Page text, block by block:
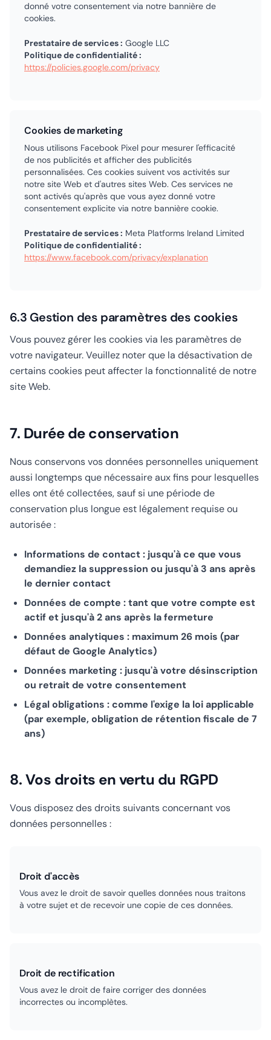
donné votre consentement via notre bannière de
cookies.
Prestataire de services : Google LLC
Politique de confidentialité :
https://policies.google.com/privacy
Cookies de marketing
Nous utilisons Facebook Pixel pour mesurer l'efficacité
de nos publicités et afficher des publicités
personnalisées. Ces cookies suivent vos activités sur
notre site Web et d'autres sites Web. Ces services ne
sont activés qu'après que vous ayez donné votre
consentement explicite via notre bannière cookie.
Prestataire de services : Meta Platforms Ireland Limited
Politique de confidentialité :
https://www.facebook.com/privacy/explanation
6.3 Gestion des paramètres des cookies
Vous pouvez gérer les cookies via les paramètres de
votre navigateur. Veuillez noter que la désactivation de
certains cookies peut affecter la fonctionnalité de notre
site Web.
7. Durée de conservation
Nous conservons vos données personnelles uniquement
aussi longtemps que nécessaire aux fins pour lesquelles
elles ont été collectées, sauf si une période de
conservation plus longue est légalement requise ou
autorisée :
Informations de contact : jusqu'à ce que vous
demandiez la suppression ou jusqu'à 3 ans après
le dernier contact
Données de compte : tant que votre compte est
actif et jusqu'à 2 ans après la fermeture
Données analytiques : maximum 26 mois (par
défaut de Google Analytics)
Données marketing : jusqu'à votre désinscription
ou retrait de votre consentement
Légal obligations : comme l'exige la loi applicable
(par exemple, obligation de rétention fiscale de 7
ans)
8. Vos droits en vertu du RGPD
Vous disposez des droits suivants concernant vos
données personnelles :
Droit d'accès
Vous avez le droit de savoir quelles données nous traitons
à votre sujet et de recevoir une copie de ces données.
Droit de rectification
Vous avez le droit de faire corriger des données
incorrectes ou incomplètes.